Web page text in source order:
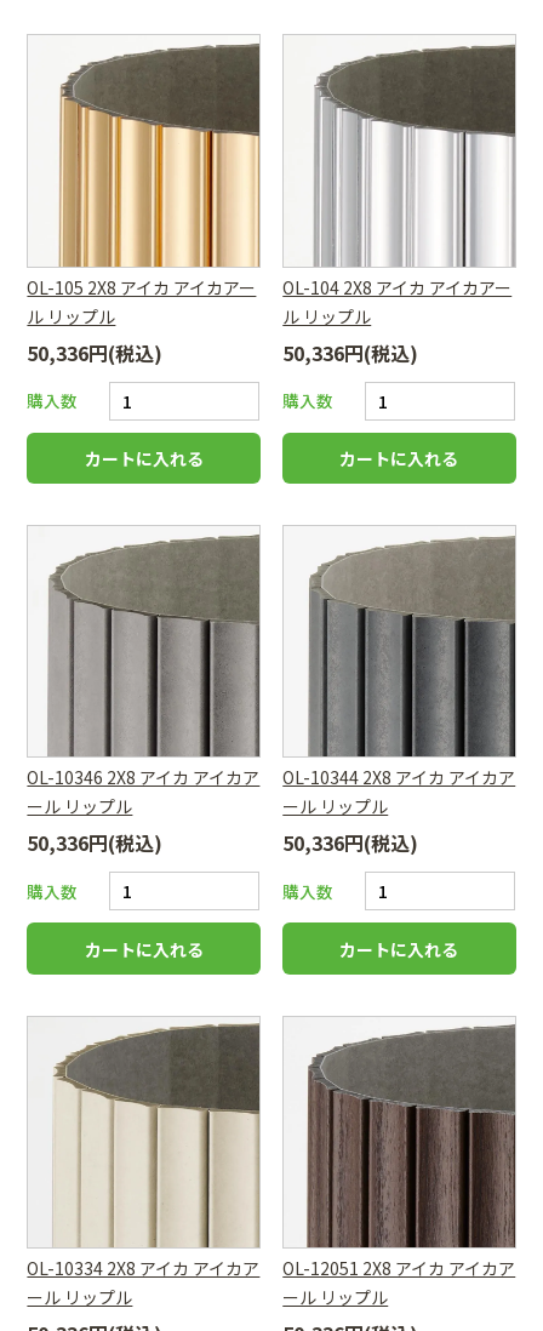
OL-105 2X8 アイカ アイカアー
ル リップル
50,336円(税込)
購入数
OL-104 2X8 アイカ アイカアー
ル リップル
50,336円(税込)
購入数
OL-10346 2X8 アイカ アイカア
ール リップル
50,336円(税込)
購入数
OL-10344 2X8 アイカ アイカア
ール リップル
50,336円(税込)
購入数
OL-10334 2X8 アイカ アイカア
ール リップル
OL-12051 2X8 アイカ アイカア
ール リップル